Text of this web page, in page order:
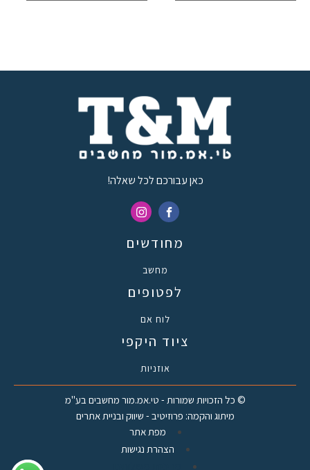
כאן עבורכם לכל שאלה!
מחודשים
מחשב
לפטופים
לוח אם
ציוד היקפי
אוזניות
© כל הזכויות שמורות - טי.אמ.מור מחשבים בע"מ
מיתוג והקמה: פרוזיטיב - שיווק ובניית אתרים
מפת אתר
הצהרת נגישות